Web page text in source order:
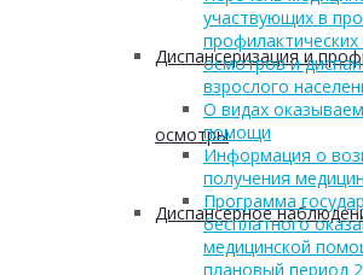
Диспансеризация и
осмотры
Диспансерное
участвующих в
осмотров и
взрослого
О видах
помощи
Информация о
получения
Программа
бесплатного
медицинской
плановый период